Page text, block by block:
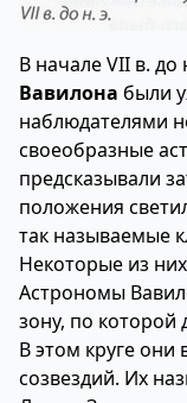
В начале VII в. до
Вавилона были
наблюдателями
своеобразные
предсказывали
положения
так называемые
Некоторые из
Астрономы
зону, по которой
В этом круге они
созвездий. Их